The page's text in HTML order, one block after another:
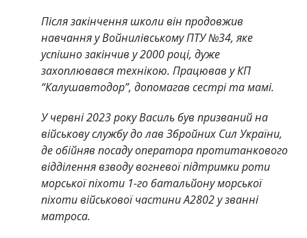
Після закінчення школи він продовжив
навчання у Войнилівському ПТУ №34, яке
успішно закінчив у 2000 році, дуже
захоплювався технікою. Працював у КП
“Калушавтодор”, допомагав сестрі та мамі.
У червні 2023 року Василь був призваний на
військову службу до лав Збройних Сил України,
де обійняв посаду оператора протитанкового
відділення взводу вогневої підтримки роти
морської піхоти 1-го батальйону морської
піхоти військової частини А2802 у званні
матроса.